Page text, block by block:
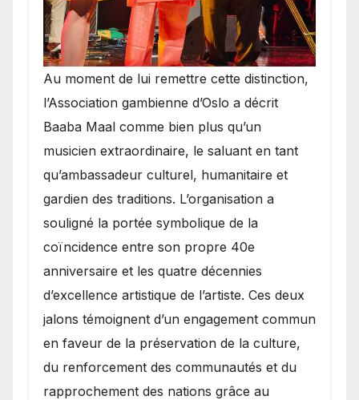
​Au moment de lui remettre cette distinction,
l’Association gambienne d’Oslo a décrit
Baaba Maal comme bien plus qu’un
musicien extraordinaire, le saluant en tant
qu’ambassadeur culturel, humanitaire et
gardien des traditions. L’organisation a
souligné la portée symbolique de la
coïncidence entre son propre 40e
anniversaire et les quatre décennies
d’excellence artistique de l’artiste. Ces deux
jalons témoignent d’un engagement commun
en faveur de la préservation de la culture,
du renforcement des communautés et du
rapprochement des nations grâce au